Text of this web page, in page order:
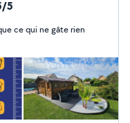
etc...)
services sur simple
5
ce qui ne gâte rien